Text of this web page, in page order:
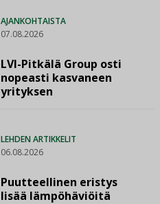
AJANKOHTAISTA
07.08.2026
LVI-Pitkälä Group osti
nopeasti kasvaneen
yrityksen
LEHDEN ARTIKKELIT
06.08.2026
Puutteellinen eristys
lisää lämpöhäviöitä